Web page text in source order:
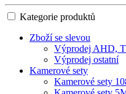
Kategorie produktů
Zboží se slevou
Výprodej AHD,
Výprodej ostatní
Kamerové sety
Kamerové sety